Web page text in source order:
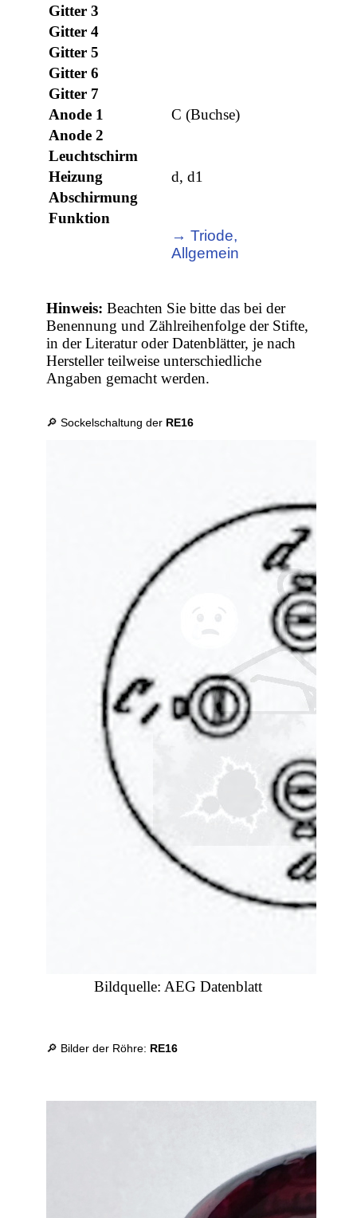
Gitter 3
Gitter 4
Gitter 5
Gitter 6
Gitter 7
Anode 1
C (Buchse)
Anode 2
Leuchtschirm
Heizung
d, d1
Abschirmung
Funktion
→ Triode,
Allgemein
Hinweis: Beachten Sie bitte das bei der
Benennung und Zählreihenfolge der Stifte,
in der Literatur oder Datenblätter, je nach
Hersteller teilweise unterschiedliche
Angaben gemacht werden.
🔎 Sockelschaltung der RE16
Bildquelle: AEG Datenblatt
🔎 Bilder der Röhre: RE16